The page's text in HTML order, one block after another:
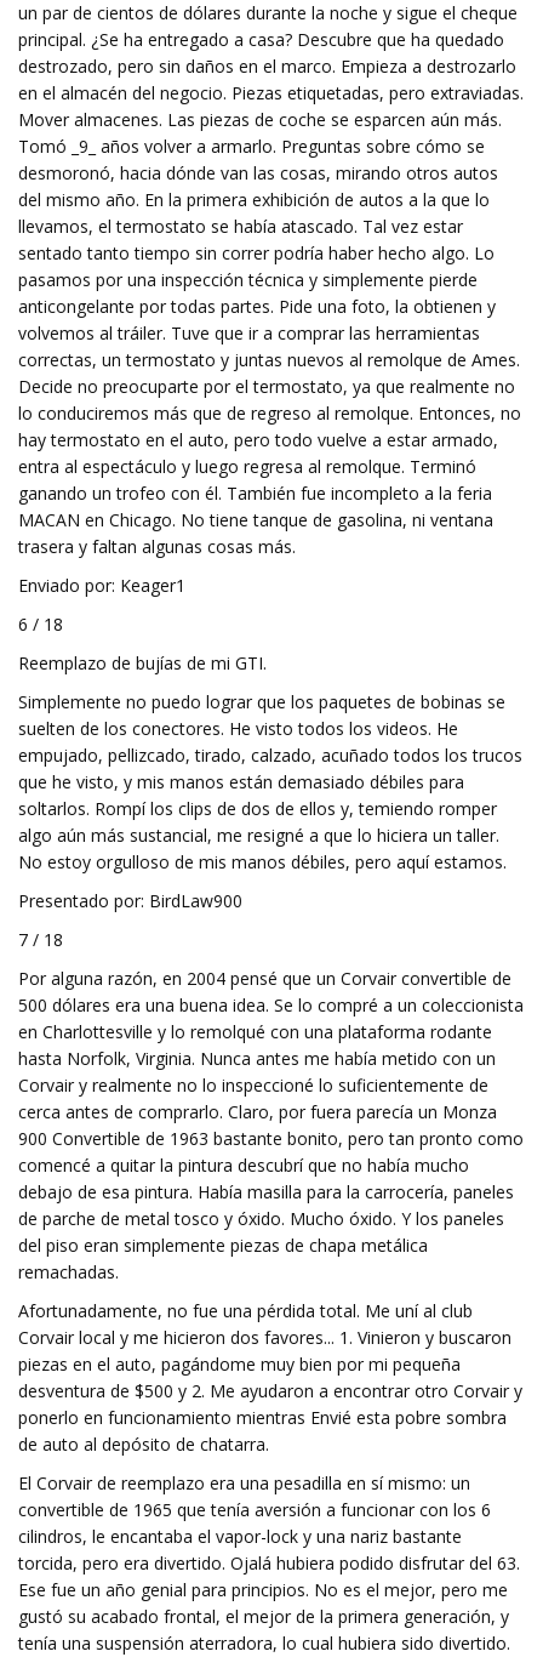
un par de cientos de dólares durante la noche y sigue el cheque
principal. ¿Se ha entregado a casa? Descubre que ha quedado
destrozado, pero sin daños en el marco. Empieza a destrozarlo
en el almacén del negocio. Piezas etiquetadas, pero extraviadas.
Mover almacenes. Las piezas de coche se esparcen aún más.
Tomó _9_ años volver a armarlo. Preguntas sobre cómo se
desmoronó, hacia dónde van las cosas, mirando otros autos
del mismo año. En la primera exhibición de autos a la que lo
llevamos, el termostato se había atascado. Tal vez estar
sentado tanto tiempo sin correr podría haber hecho algo. Lo
pasamos por una inspección técnica y simplemente pierde
anticongelante por todas partes. Pide una foto, la obtienen y
volvemos al tráiler. Tuve que ir a comprar las herramientas
correctas, un termostato y juntas nuevos al remolque de Ames.
Decide no preocuparte por el termostato, ya que realmente no
lo conduciremos más que de regreso al remolque. Entonces, no
hay termostato en el auto, pero todo vuelve a estar armado,
entra al espectáculo y luego regresa al remolque. Terminó
ganando un trofeo con él. También fue incompleto a la feria
MACAN en Chicago. No tiene tanque de gasolina, ni ventana
trasera y faltan algunas cosas más.
Enviado por: Keager1
6 / 18
Reemplazo de bujías de mi GTI.
Simplemente no puedo lograr que los paquetes de bobinas se
suelten de los conectores. He visto todos los videos. He
empujado, pellizcado, tirado, calzado, acuñado todos los trucos
que he visto, y mis manos están demasiado débiles para
soltarlos. Rompí los clips de dos de ellos y, temiendo romper
algo aún más sustancial, me resigné a que lo hiciera un taller.
No estoy orgulloso de mis manos débiles, pero aquí estamos.
Presentado por: BirdLaw900
7 / 18
Por alguna razón, en 2004 pensé que un Corvair convertible de
500 dólares era una buena idea. Se lo compré a un coleccionista
en Charlottesville y lo remolqué con una plataforma rodante
hasta Norfolk, Virginia. Nunca antes me había metido con un
Corvair y realmente no lo inspeccioné lo suficientemente de
cerca antes de comprarlo. Claro, por fuera parecía un Monza
900 Convertible de 1963 bastante bonito, pero tan pronto como
comencé a quitar la pintura descubrí que no había mucho
debajo de esa pintura. Había masilla para la carrocería, paneles
de parche de metal tosco y óxido. Mucho óxido. Y los paneles
del piso eran simplemente piezas de chapa metálica
remachadas.
Afortunadamente, no fue una pérdida total. Me uní al club
Corvair local y me hicieron dos favores... 1. Vinieron y buscaron
piezas en el auto, pagándome muy bien por mi pequeña
desventura de $500 y 2. Me ayudaron a encontrar otro Corvair y
ponerlo en funcionamiento mientras Envié esta pobre sombra
de auto al depósito de chatarra.
El Corvair de reemplazo era una pesadilla en sí mismo: un
convertible de 1965 que tenía aversión a funcionar con los 6
cilindros, le encantaba el vapor-lock y una nariz bastante
torcida, pero era divertido. Ojalá hubiera podido disfrutar del 63.
Ese fue un año genial para principios. No es el mejor, pero me
gustó su acabado frontal, el mejor de la primera generación, y
tenía una suspensión aterradora, lo cual hubiera sido divertido.